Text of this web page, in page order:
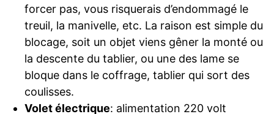
forcer pas, vous risquerais d’endommagé le
treuil, la manivelle, etc. La raison est simple du
blocage, soit un objet viens gêner la monté ou
la descente du tablier, ou une des lame se
bloque dans le coffrage, tablier qui sort des
coulisses.
Volet électrique: alimentation 220 volt